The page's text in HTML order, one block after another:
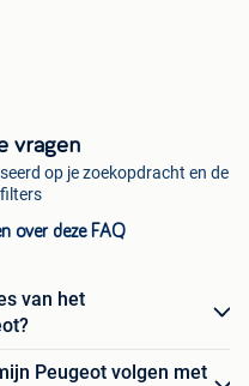
vragen
op je zoekopdracht en de
over deze FAQ
van het
Peugeot volgen met